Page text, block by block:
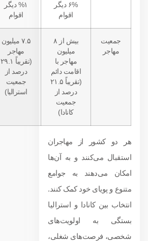
۶% دیگر
اقوام
%۱ دیگر
اقوام
جمعیت
مهاجر
بیش از ۸
میلیون
مهاجر با
اقامت دائم
(تقریباً ۲۱.۵
درصد از
جمعیت
کانادا)
۷.۵ میلیون
مهاجر
(تقریباً ۲۹.۱
درصد از
جمعیت
استرالیا)
هر دو کشور از مهاجران
استقبال می‌کنند و به آن‌ها
امکان می‌دهند به جوامع
متنوع و پویای خود کمک کنند.
انتخاب بین کانادا و استرالیا
بستگی به اولویت‌های
شخصی، فرصت‌های شغلی،